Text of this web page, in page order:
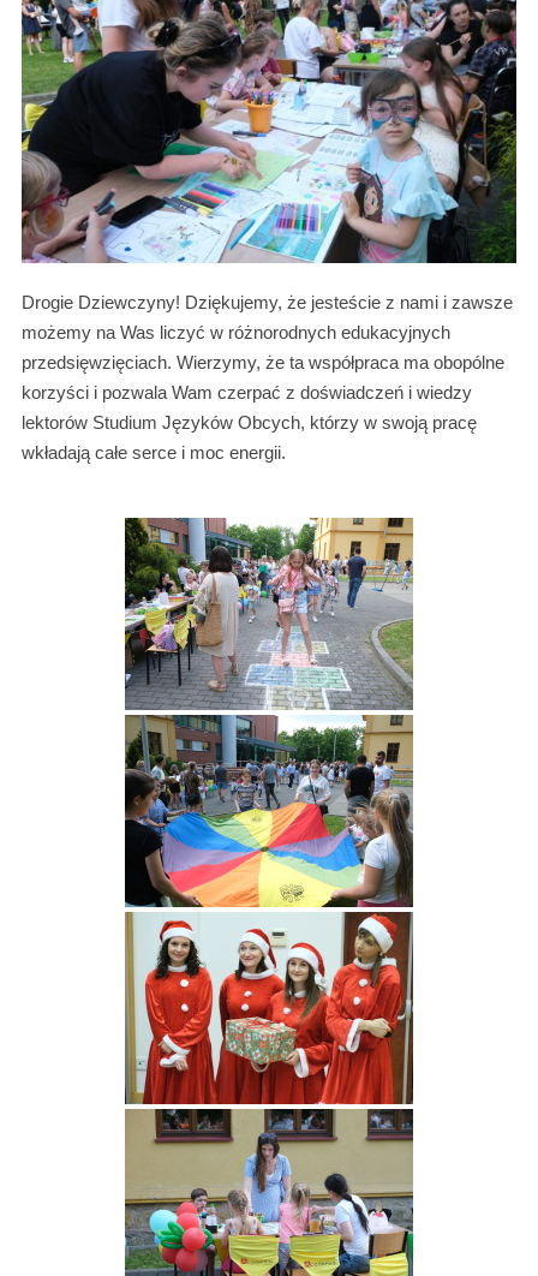
Drogie Dziewczyny! Dziękujemy, że jesteście z nami i zawsze
możemy na Was liczyć w różnorodnych edukacyjnych
przedsięwzięciach. Wierzymy, że ta współpraca ma obopólne
korzyści i pozwala Wam czerpać z doświadczeń i wiedzy
lektorów Studium Języków Obcych, którzy w swoją pracę
wkładają całe serce i moc energii.